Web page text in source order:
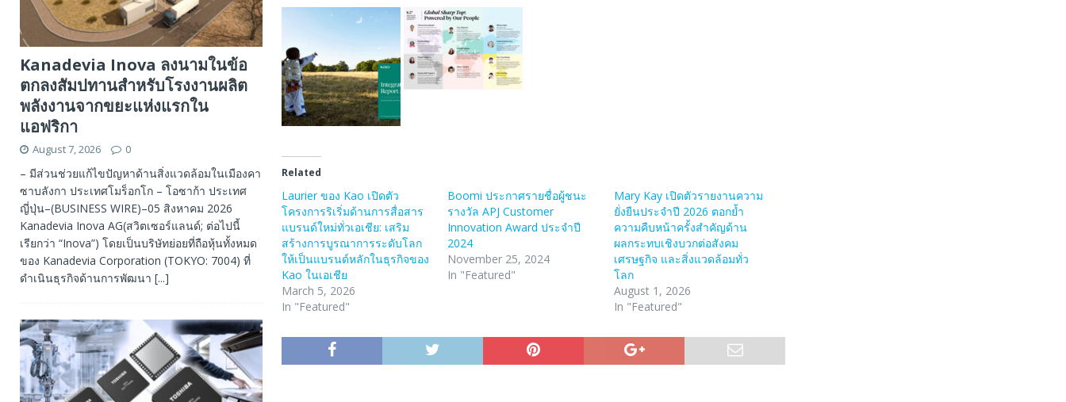
Related
Laurier ของ Kao เปิดตัว
โครงการริเริ่มด้านการสื่อสาร
แบรนด์ใหม่ทั่วเอเชีย: เสริม
สร้างการบูรณาการระดับโลก
ให้เป็นแบรนด์หลักในธุรกิจของ
Kao ในเอเชีย
March 5, 2026
In "Featured"
Boomi ประกาศรายชื่อผู้ชนะ
รางวัล APJ Customer
Innovation Award ประจำปี
2024
November 25, 2024
In "Featured"
Mary Kay เปิดตัวรายงานความ
ยั่งยืนประจำปี 2026 ตอกย้ำ
ความคืบหน้าครั้งสำคัญด้าน
ผลกระทบเชิงบวกต่อสังคม
เศรษฐกิจ และสิ่งแวดล้อมทั่ว
โลก
August 1, 2026
In "Featured"
Kanadevia Inova ลงนามในข้อ
ตกลงสัมปทานสำหรับโรงงานผลิต
พลังงานจากขยะแห่งแรกใน
แอฟริกา
August 7, 2026 0
– มีส่วนช่วยแก้ไขปัญหาด้านสิ่งแวดล้อมในเมืองคา
ซาบลังกา ประเทศโมร็อกโก – โอซาก้า ประเทศ
ญี่ปุ่น–(BUSINESS WIRE)–05 สิงหาคม 2026
Kanadevia Inova AG(สวิตเซอร์แลนด์; ต่อไปนี้
เรียกว่า “Inova”) โดยเป็นบริษัทย่อยที่ถือหุ้นทั้งหมด
ของ Kanadevia Corporation (TOKYO: 7004) ที่
ดำเนินธุรกิจด้านการพัฒนา [...]